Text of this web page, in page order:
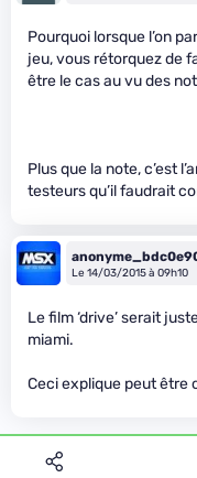
Pourquoi lorsque l’on
jeu, vous rétorquez de
être le cas au vu des
Plus que la note, c’est
testeurs qu’il faudrait
Le 14/03/2015 à 09h10
Le film ‘drive’ serait
miami.
Ceci explique peut être